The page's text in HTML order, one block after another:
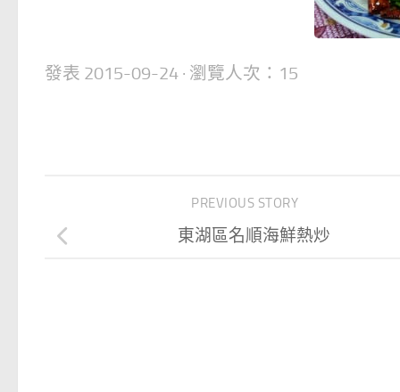
發表 2015-09-24 · 瀏覽人次：15
PREVIOUS STORY
東湖區名順海鮮熱炒